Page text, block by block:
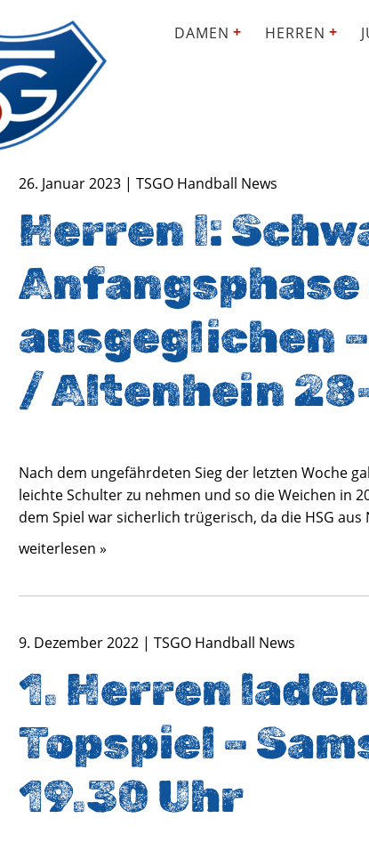
DAMEN HERREN
26. Januar 2023 | TSGO Handball News
Herren I:
Anfangsphase
ausgeglichen
/ Altenhein
Nach dem ungefährdeten Sieg der letzten Woche
leichte Schulter zu nehmen und so die Weichen in
dem Spiel war sicherlich trügerisch, da die HSG
weiterlesen »
9. Dezember 2022 | TSGO Handball News
1. Herren
Topspiel –
19.30 Uhr